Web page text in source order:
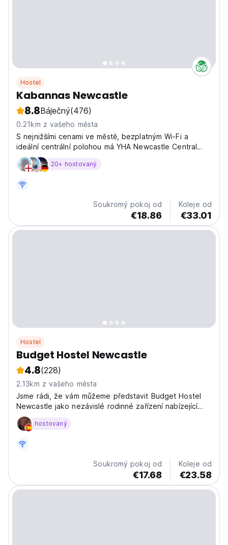
Hostel
Kabannas Newcastle
8.8Báječný(476)
0.21km z vašeho města
S nejnižšími cenami ve městě, bezplatným Wi-Fi a
ideální centrální polohou má YHA Newcastle Central
vše, co si budete chtít užít v našem báječném městě.
20+ hostovaný
Soukromý pokoj od
€18.86
Koleje od
€33.01
Hostel
Budget Hostel Newcastle
4.8(228)
2.13km z vašeho města
Jsme rádi, že vám můžeme představit Budget Hostel
Newcastle jako nezávislé rodinné zařízení nabízející
levné ceny.
hostovaný
Soukromý pokoj od
€17.68
Koleje od
€23.58